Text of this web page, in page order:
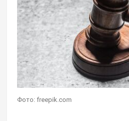
Фото: freepik.com